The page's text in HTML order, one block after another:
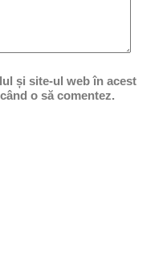
și site-ul web în acest
o să comentez.